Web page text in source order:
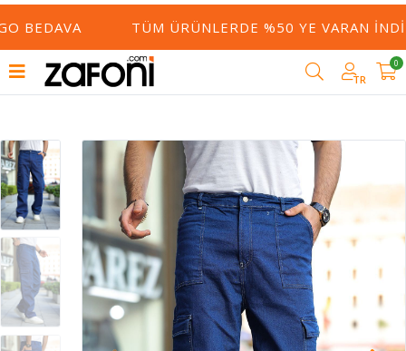
BEDAVA TÜM ÜRÜNLERDE %50 YE VARAN
TR
0